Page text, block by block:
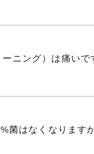
ニング）は痛いで
菌はなくなります